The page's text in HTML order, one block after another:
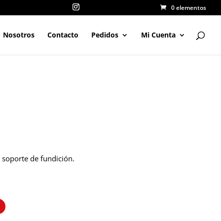
0 elementos
Nosotros Contacto Pedidos Mi Cuenta
de fundición.